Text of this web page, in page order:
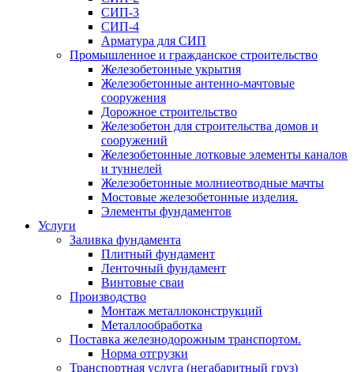
СИП-3
СИП-4
Арматура для СИП
Промышленное и гражданское строительство
Железобетонные укрытия
Железобетонные антенно-мачтовые
сооружения
Дорожное строительство
Железобетон для строительства домов и
сооружений
Железобетонные лотковые элементы каналов
и туннелей
Железобетонные молниеотводные мачты
Мостовые железобетонные изделия.
Элементы фундаментов
Услуги
Заливка фундамента
Плитный фундамент
Ленточный фундамент
Винтовые сваи
Производство
Монтаж металлоконструкций
Металлообработка
Поставка железнодорожным транспортом.
Норма отгрузки
Транспортная услуга (негабаритный груз)